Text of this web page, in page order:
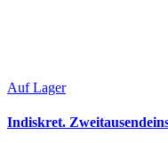
Auf Lager
Indiskret.